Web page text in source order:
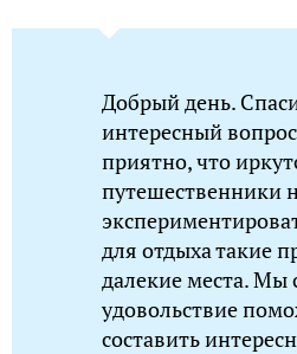
Добрый день.
интересный
приятно, что
путешественники
для отдыха такие
далекие места. Мы
удовольствие
составить